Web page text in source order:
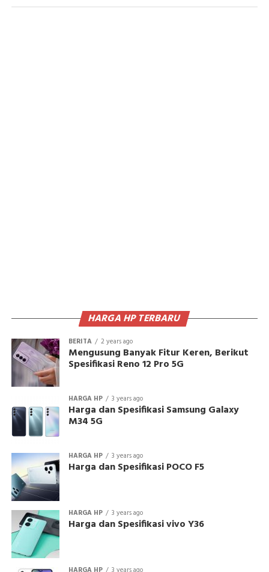
HARGA HP TERBARU
BERITA 2 years ago
Mengusung Banyak Fitur Keren, Berikut
Spesifikasi Reno 12 Pro 5G
HARGA HP 3 years ago
Harga dan Spesifikasi Samsung Galaxy
M34 5G
HARGA HP 3 years ago
Harga dan Spesifikasi POCO F5
HARGA HP 3 years ago
Harga dan Spesifikasi vivo Y36